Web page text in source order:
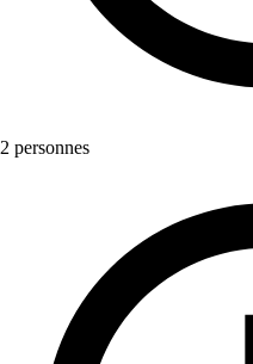
2 personnes